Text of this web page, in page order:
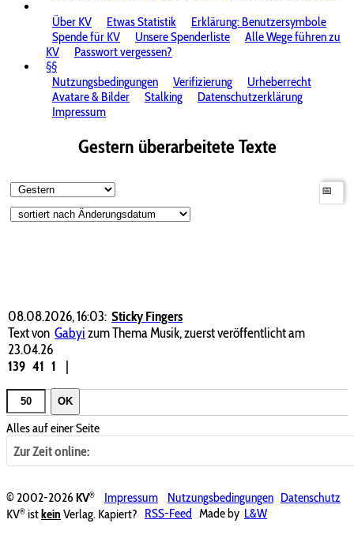
Über KV
Etwas Statistik
Erklärung: Benutzersymbole
Spende für KV
Unsere Spenderliste
Alle Wege führen zu
KV
Passwort vergessen?
§§
Nutzungsbedingungen
Verifizierung
Urheberrecht
Avatare & Bilder
Stalking
Datenschutzerklärung
Impressum
Gestern überarbeitete Texte
08.08.2026, 16:03: Sticky Fingers
Text von Gabyizum Thema Musik, zuerst veröffentlicht am
23.04.26
139 41 1 |
OK
Alles auf einer Seite
Zur Zeit online:
© 2002-2026KV® Impressum Nutzungsbedingungen Datenschutz
KV® istkein Verlag. Kapiert? RSS-Feed Made by L&W